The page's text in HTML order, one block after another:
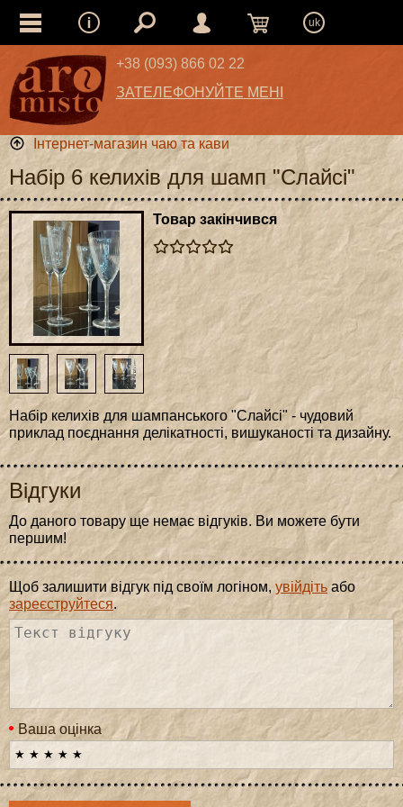
uk
+38 (093) 866 02 22
ЗАТЕЛЕФОНУЙТЕ МЕНІ
Інтернет-магазин чаю та кави
Набір 6 келихів для шамп "Слайсі"
Товар закінчився
Набір келихів для шампанського "Слайсі" - чудовий
приклад поєднання делікатності, вишуканості та дизайну.
Відгуки
До даного товару ще немає відгуків. Ви можете бути
першим!
Щоб залишити відгук під своїм логіном, увійдіть або
зареєструйтеся.
Ваша оцінка